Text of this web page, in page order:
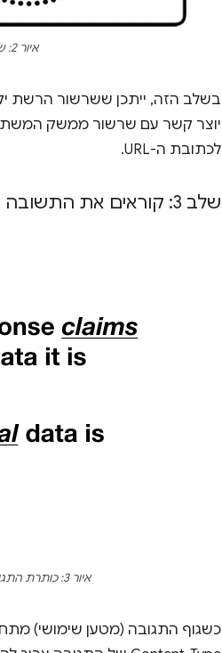
איור 2: שרשור ממשק המשתמש פונה לשרשור הרשת כדי לנווט אל mysite.com
יוצר קשר עם שרשור ממשק
לכתובת ה-URL.
שלב 3: קוראים את התשובה
איור 3: כותרת התגובה שמכילה את Content-Type ואת המטען הייעודי (Payload) שהוא הנתונים בפועל
כשגוף התגובה (מטען שימושי)